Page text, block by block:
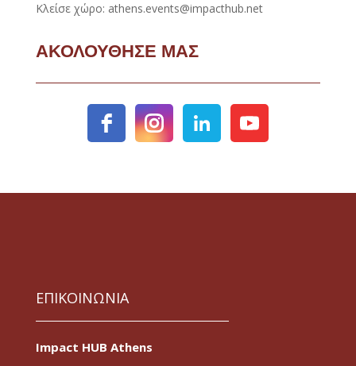
Κλείσε χώρο: athens.events@impacthub.net
ΑΚΟΛΟΥΘΗΣΕ ΜΑΣ
ΕΠΙΚΟΙΝΩΝΙΑ
Impact HUB Athens